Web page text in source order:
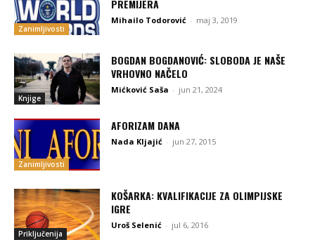
Zanimljivosti
PREMIJERA
Mihailo Todorović - maj 3, 2019
Knjige
BOGDAN BOGDANOVIĆ: SLOBODA JE NAŠE
VRHOVNO NAČELO
Mićković Saša - jun 21, 2024
Zanimljivosti
AFORIZAM DANA
Nada Kljajić - jun 27, 2015
Priključenija
KOŠARKA: KVALIFIKACIJE ZA OLIMPIJSKE
IGRE
Uroš Selenić - jul 6, 2016